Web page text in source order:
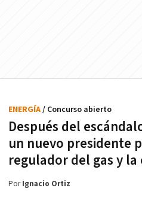
Después del
un nuevo presidente
regulador del gas y
ENERGÍA/ Concurso abierto
PorIgnacio Ortiz